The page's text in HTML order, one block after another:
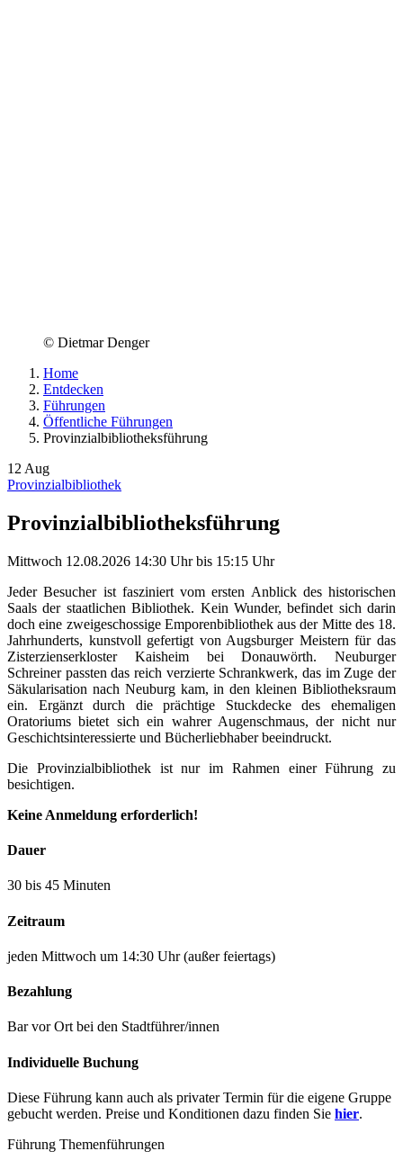
© Dietmar Denger
Home
Entdecken
Führungen
Öffentliche Führungen
Provinzialbibliotheksführung
12 Aug
Provinzialbibliothek
Provinzialbibliotheksführung
Mittwoch 12.08.2026 14:30 Uhrbis 15:15 Uhr
Jeder Besucher ist fasziniert vom ersten Anblick des historischen
Saals der staatlichen Bibliothek. Kein Wunder, befindet sich darin
doch eine zweigeschossige Emporenbibliothek aus der Mitte des 18.
Jahrhunderts, kunstvoll gefertigt von Augsburger Meistern für das
Zisterzienserkloster Kaisheim bei Donauwörth. Neuburger
Schreiner passten das reich verzierte Schrankwerk, das im Zuge der
Säkularisation nach Neuburg kam, in den kleinen Bibliotheksraum
ein. Ergänzt durch die prächtige Stuckdecke des ehemaligen
Oratoriums bietet sich ein wahrer Augenschmaus, der nicht nur
Geschichtsinteressierte und Bücherliebhaber beeindruckt.
Die Provinzialbibliothek ist nur im Rahmen einer Führung zu
besichtigen.
Keine Anmeldung erforderlich!
Dauer
30 bis 45 Minuten
Zeitraum
jeden Mittwoch um 14:30 Uhr (außer feiertags)
Bezahlung
Bar vor Ort bei den Stadtführer/innen
Individuelle Buchung
Diese Führung kann auch als privater Termin für die eigene Gruppe
gebucht werden. Preise und Konditionen dazu finden Sie hier.
Führung Themenführungen